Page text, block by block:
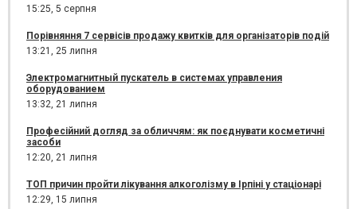
15:25, 5 серпня
Порівняння 7 сервісів продажу квитків для організаторів подій
13:21, 25 липня
Электромагнитный пускатель в системах управления
оборудованием
13:32, 21 липня
Професійний догляд за обличчям: як поєднувати косметичні
засоби
12:20, 21 липня
ТОП причин пройти лікування алкоголізму в Ірпіні у стаціонарі
12:29, 15 липня